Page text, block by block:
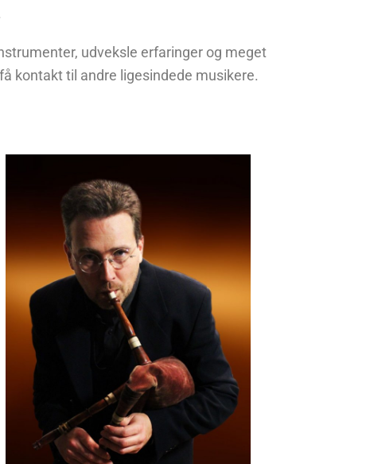
udveksle erfaringer og meget
kontakt til andre ligesindede musikere.